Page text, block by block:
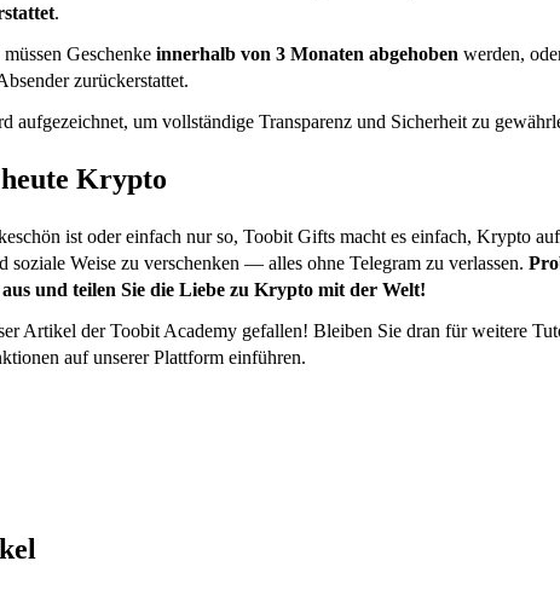
.
Geschenke innerhalb von 3 Monaten abgehoben werden,
zurückerstattet.
aufgezeichnet, um vollständige Transparenz und Sicherheit zu
Krypto
ist oder einfach nur so, Toobit Gifts macht es einfach, Krypto
soziale Weise zu verschenken — alles ohne Telegram zu verlassen.
und teilen Sie die Liebe zu Krypto mit der Welt!
Artikel der Toobit Academy gefallen! Bleiben Sie dran für weitere
auf unserer Plattform einführen.